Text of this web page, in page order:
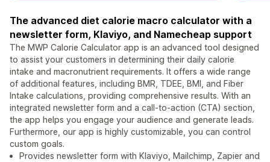
The advanced diet calorie macro calculator with a
newsletter form, Klaviyo, and Namecheap support
The MWP Calorie Calculator app is an advanced tool designed
to assist your customers in determining their daily calorie
intake and macronutrient requirements. It offers a wide range
of additional features, including BMR, TDEE, BMI, and Fiber
Intake calculations, providing comprehensive results. With an
integrated newsletter form and a call-to-action (CTA) section,
the app helps you engage your audience and generate leads.
Furthermore, our app is highly customizable, you can control
custom goals.
Provides newsletter form with Klaviyo, Mailchimp, Zapier and